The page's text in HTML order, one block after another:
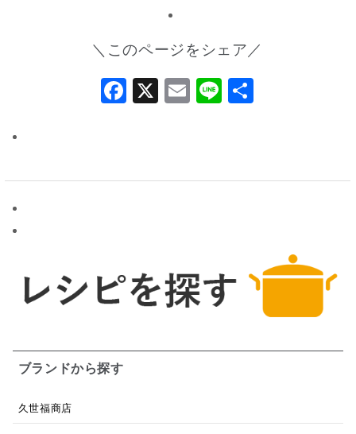
＼このページをシェア／
Facebook
X Email
Line
ブランドから探す
久世福商店